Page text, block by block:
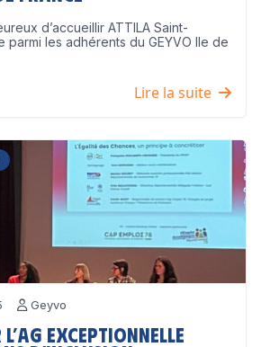
d’accueillir ATTILA Saint-
parmi les adhérents du GEYVO Ile de
Lire la suite
Geyvo
exceptionnelle